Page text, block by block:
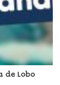
de Lobo